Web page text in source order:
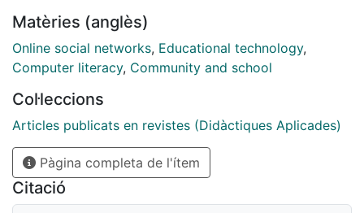
indexados en la Journal Citation Reports de la Web of
Science que, tras proceder a su curación, han dado
como resultado 160 trabajos. Para analizarlos se han
competencia digital docente; redes sociales como
elemento vehicular para la creación de entornos
virtuales y comunidades educativas; el proceso de
enseñanza-aprendizaje mediado por redes sociales
como recurso didáctico; problemas y adicciones
derivados del uso de las redes sociales y finalmente,
Matèries (anglès)
Online social networks, Educational technology,
Computer literacy, Community and school
Col·leccions
Articles publicats en revistes (Didàctiques Aplicades)
Pàgina completa de l'ítem
Citació